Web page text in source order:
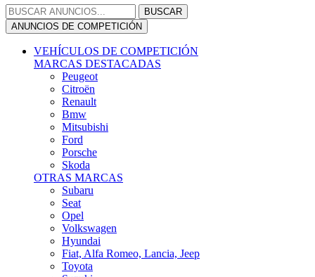
ANUNCIOS DE COMPETICIÓN
VEHÍCULOS DE COMPETICIÓN
MARCAS DESTACADAS
Peugeot
Citroën
Renault
Bmw
Mitsubishi
Ford
Porsche
Skoda
OTRAS MARCAS
Subaru
Seat
Opel
Volkswagen
Hyundai
Fiat, Alfa Romeo, Lancia, Jeep
Toyota
Suzuki
Honda